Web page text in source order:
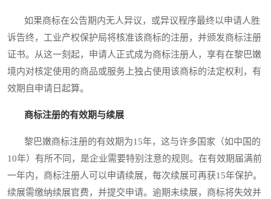
如果商标在公告期内无人异议，或异议程序最终以申请人胜
诉告终，工业产权保护局将核准该商标的注册，并颁发商标注册
证书。从这一刻起，申请人正式成为商标注册人，享有在黎巴嫩
境内对核定使用的商品或服务上独占使用该商标的法定权利，有
效期自申请日起算。
商标注册的有效期与续展
黎巴嫩商标注册的有效期为15年，这与许多国家（如中国的
10年）有所不同，是企业需要特别注意的规则。在有效期届满前
一年内，商标注册人可以申请续展，每次续展可再获15年保护。
续展需缴纳续展官费，并提交申请。逾期未续展，商标将失效并